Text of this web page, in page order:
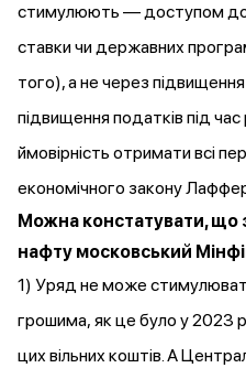
стимулюють — доступом до
ставки чи державних
того), а не через
підвищення податків під час
ймовірність отримати всі
економічного закону
Можна констатувати, що
нафту московський
1) Уряд не може
грошима, як це було у 2023
цих вільних коштів. А